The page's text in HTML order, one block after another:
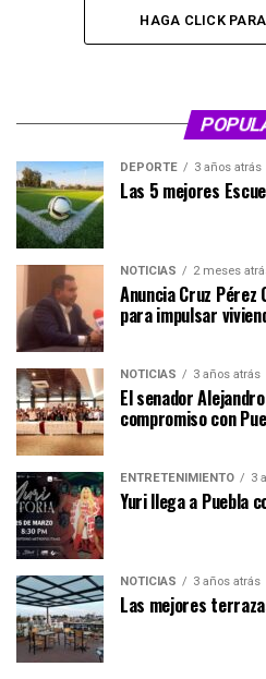
HAGA CLICK
DEPORTE 3 años atrás
Las 5 mejores
NOTICIAS 2 meses
Anuncia Cruz
para impulsar
NOTICIAS 3 años atrás
El senador
compromiso con
ENTRETENIMIENTO 3
Yuri llega a Puebla
NOTICIAS 3 años atrás
Las mejores